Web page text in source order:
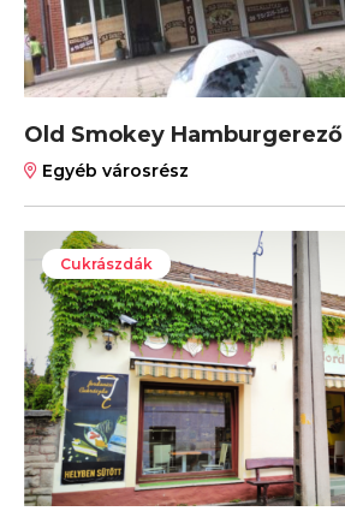
Old Smokey Hamburgerező
Egyéb városrész
Cukrászdák